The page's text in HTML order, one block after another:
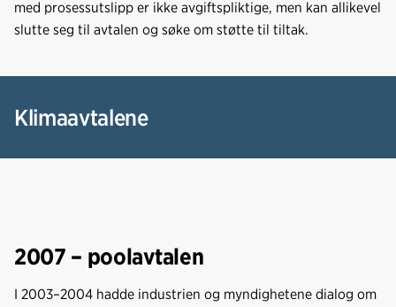
med prosessutslipp er ikke avgiftspliktige, men kan allikevel
slutte seg til avtalen og søke om støtte til tiltak.
Klimaavtalene
2007 – poolavtalen
I 2003–2004 hadde industrien og myndighetene dialog om